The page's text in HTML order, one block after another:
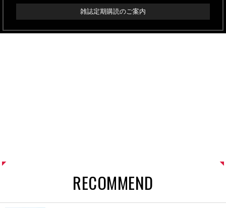
雑誌定期購読のご案内
RECOMMEND